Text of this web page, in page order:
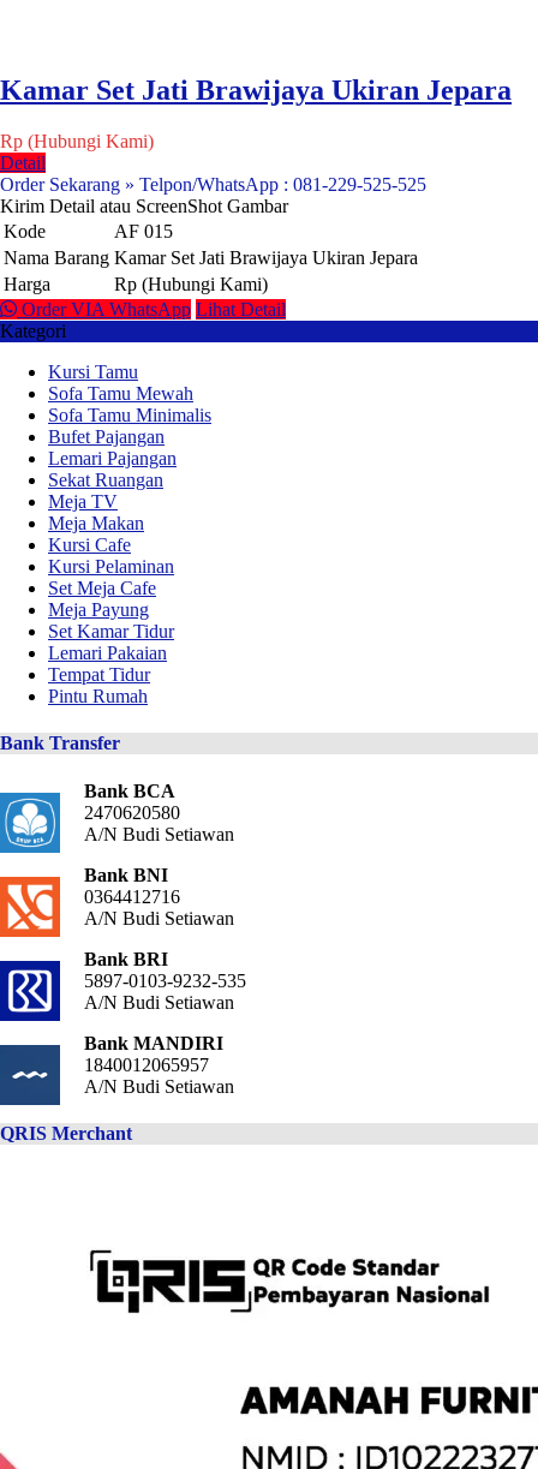
Kamar Set Jati Brawijaya Ukiran Jepara
Rp (Hubungi Kami)
Detail
Order Sekarang » Telpon/WhatsApp : 081-229-525-525
Kirim Detail atau ScreenShot Gambar
Kode
AF 015
Nama Barang Kamar Set Jati Brawijaya Ukiran Jepara
Harga
Rp (Hubungi Kami)
Order VIA WhatsApp Lihat Detail
Kategori
Kursi Tamu
Sofa Tamu Mewah
Sofa Tamu Minimalis
Bufet Pajangan
Lemari Pajangan
Sekat Ruangan
Meja TV
Meja Makan
Kursi Cafe
Kursi Pelaminan
Set Meja Cafe
Meja Payung
Set Kamar Tidur
Lemari Pakaian
Tempat Tidur
Pintu Rumah
Bank Transfer
Bank BCA
2470620580
A/N Budi Setiawan
Bank BNI
0364412716
A/N Budi Setiawan
Bank BRI
5897-0103-9232-535
A/N Budi Setiawan
Bank MANDIRI
1840012065957
A/N Budi Setiawan
QRIS Merchant